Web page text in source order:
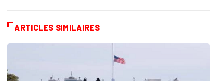
ARTICLES SIMILAIRES